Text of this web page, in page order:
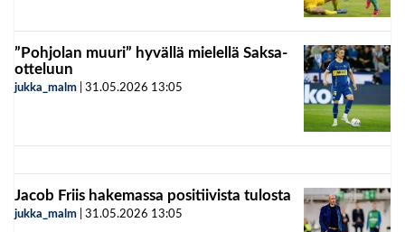
”Pohjolan muuri” hyvällä mielellä Saksa-
otteluun
jukka_malm 31.05.2026 13:05
Jacob Friis hakemassa positiivista tulosta
jukka_malm 31.05.2026 13:05